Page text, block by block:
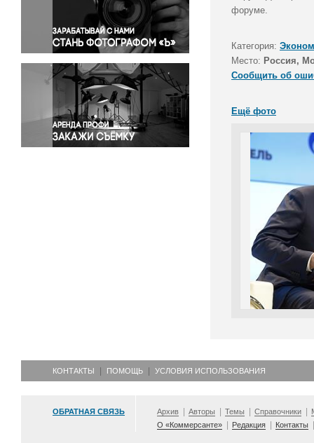
Правосудие
Происшествия и конфликты
Религия
Светская жизнь
Спорт
Экология
Экономика и бизнес
форуме.
Категория:
Место: Россия,
Сообщить об
Ещё фото
КОНТАКТЫ ПОМОЩЬ УСЛОВИЯ ИСПОЛЬЗОВАНИЯ
ОБРАТНАЯ СВЯЗЬ Архив Авторы Темы Справочники
О «Коммерсанте»
Редакция Контакты